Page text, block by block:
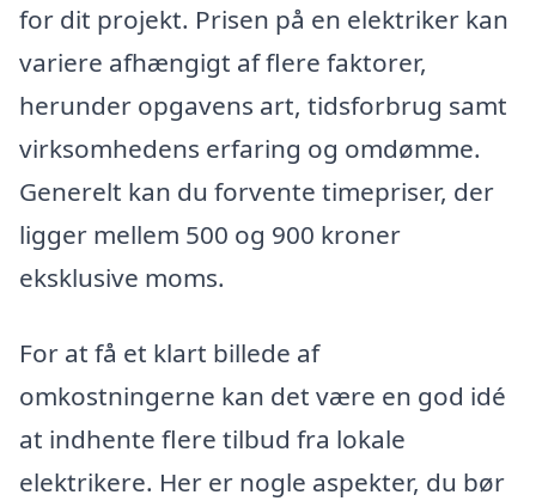
for dit projekt. Prisen på en elektriker kan
variere afhængigt af flere faktorer,
herunder opgavens art, tidsforbrug samt
virksomhedens erfaring og omdømme.
Generelt kan du forvente timepriser, der
ligger mellem 500 og 900 kroner
eksklusive moms.
For at få et klart billede af
omkostningerne kan det være en god idé
at indhente flere tilbud fra lokale
elektrikere. Her er nogle aspekter, du bør